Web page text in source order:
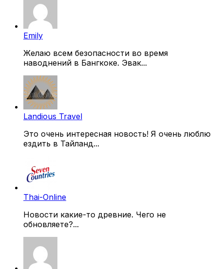
Emily
Желаю всем безопасности во время
наводнений в Бангкоке. Эвак...
Landious Travel
Это очень интересная новость! Я очень люблю
ездить в Тайланд...
Thai-Online
Новости какие-то древние. Чего не
обновляете?...